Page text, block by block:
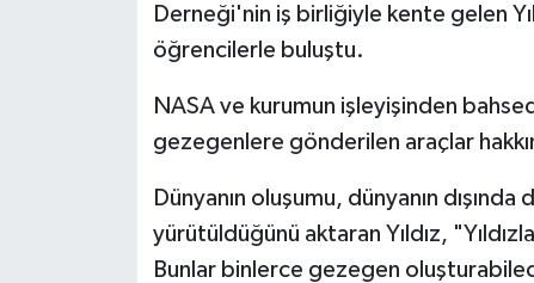
Derneği'nin iş birliğiyle kente gelen
öğrencilerle buluştu.
NASA ve kurumun işleyişinden
gezegenlere gönderilen araçlar
Dünyanın oluşumu, dünyanın dışında
yürütüldüğünü aktaran Yıldız,
Bunlar binlerce gezegen